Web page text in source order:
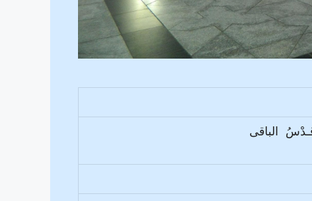
الباقى